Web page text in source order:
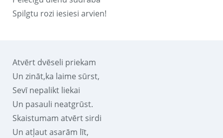
Spilgtu rozi iesiesi arvien!
Atvērt dvēseli priekam
Un zināt,ka laime sūrst,
Sevī nepalikt liekai
Un pasauli neatgrūst.
Skaistumam atvērt sirdi
Un atļaut asarām līt,